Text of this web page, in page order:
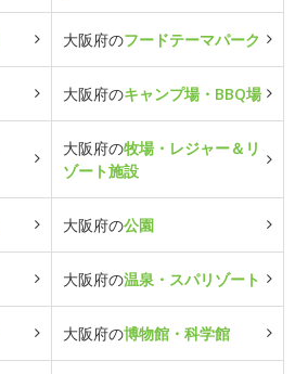
大阪府のフードテーマパーク
大阪府のキャンプ場・BBQ場
大阪府の牧場・レジャー＆リ
ゾート施設
大阪府の公園
大阪府の温泉・スパリゾート
大阪府の博物館・科学館